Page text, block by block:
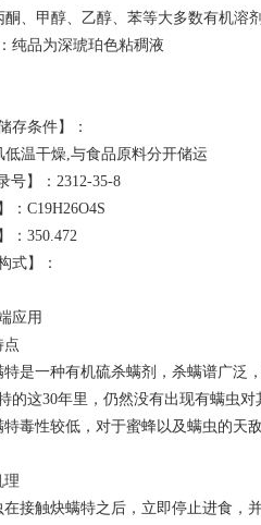
酮、甲醇、乙醇、苯等大多数有机溶
纯品为深琥珀色粘稠液
存条件】：
低温干燥,与食品原料分开储运
号】：2312-35-8
：C19H26O4S
：350.472
式】：
应用
点
特是一种有机硫杀螨剂，杀螨谱广
的这30年里，仍然没有出现有螨虫对
特毒性较低，对于蜜蜂以及螨虫的天
理
在接触炔螨特之后，立即停止进食，